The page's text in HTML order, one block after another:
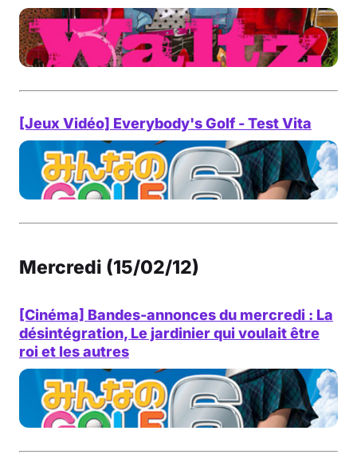
[Jeux Vidéo] Everybody's Golf - Test Vita
Mercredi (15/02/12)
[Cinéma] Bandes-annonces du mercredi : La
désintégration, Le jardinier qui voulait être
roi et les autres